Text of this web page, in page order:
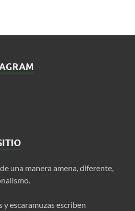
una manera amena, diferente,
escaramuzas escriben